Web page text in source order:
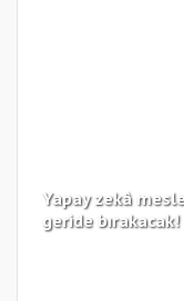
Yapay zekâ
geride bırakacak!